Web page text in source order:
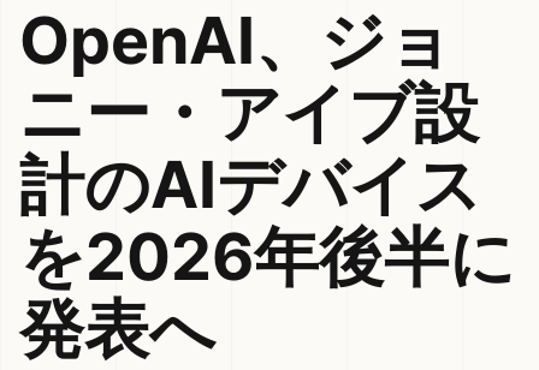
OpenAI、ジョ
ニー・アイブ設
計のAIデバイス
を2026年後半に
発表へ